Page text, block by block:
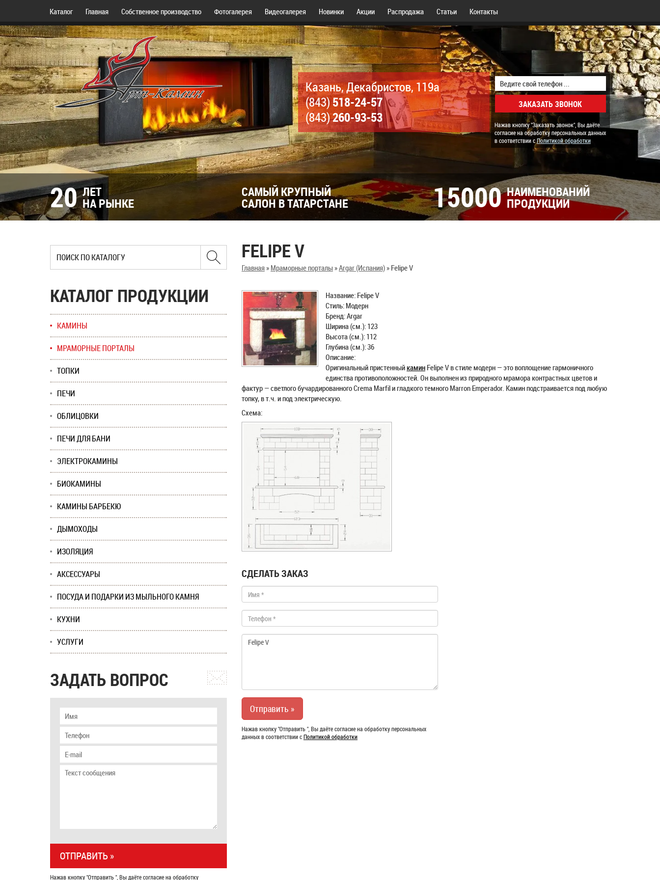
Каталог Главная Собственное производство Фотогалерея Видеогалерея Новинки Акции Распродажа Статьи Контакты
Казань, Декабристов, 119а
(843)518-24-57
(843)260-93-53
Нажав кнопку "Заказать звонок", Вы даёте
согласие на обработку персональных данных
в соответствии сПолитикой обработки
20 ЛЕТ
НА РЫНКЕ
САМЫЙ КРУПНЫЙ
САЛОН В ТАТАРСТАНЕ 15000 НАИМЕНОВАНИЙ
ПРОДУКЦИИ
FELIPE V
Главная» Мраморные порталы»Argar (Испания)» Felipe V
Название: Felipe V
Стиль: Модерн
Бренд: Argar
Ширина (см.): 123
Высота (см.): 112
Глубина (см.): 36
Описание:
Оригинальный пристенный камин Felipe V в стиле модерн — это воплощение гармоничного
единства противоположностей. Он выполнен из природного мрамора контрастных цветов и
фактур — светлого бучардированного Crema Marfil и гладкого темного Marron Emperador. Камин подстраивается под любую
топку, в т.ч. и под электрическую.
Схема:
СДЕЛАТЬ ЗАКАЗ
Нажав кнопку "Отправить ", Вы даёте согласие на обработку персональных
данных в соответствии сПолитикой обработки
КАТАЛОГ ПРОДУКЦИИ
КАМИНЫ
МРАМОРНЫЕ ПОРТАЛЫ
ТОПКИ
ПЕЧИ
ОБЛИЦОВКИ
ПЕЧИ ДЛЯ БАНИ
ЭЛЕКТРОКАМИНЫ
БИОКАМИНЫ
КАМИНЫ БАРБЕКЮ
ДЫМОХОДЫ
ИЗОЛЯЦИЯ
АКСЕССУАРЫ
ПОСУДА И ПОДАРКИ ИЗ МЫЛЬНОГО КАМНЯ
КУХНИ
УСЛУГИ
ЗАДАТЬ ВОПРОС
Нажав кнопку "Отправить ", Вы даёте согласие на обработку